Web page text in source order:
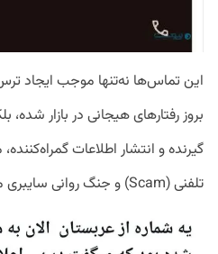
این تماس‌ها نه‌تنها موجب ایجاد
بروز رفتارهای هیجانی در بازار
گیرنده و انتشار اطلاعات
تلفنی (Scam) و جنگ روانی سایبری محسوب می‌شوند.